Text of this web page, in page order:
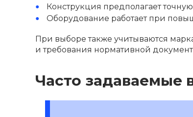
Конструкция предполагает
Оборудование работает при
При выборе также учитываются
и требования нормативной
Часто задаваемые